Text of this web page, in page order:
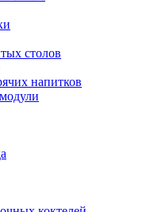
столов
напитков